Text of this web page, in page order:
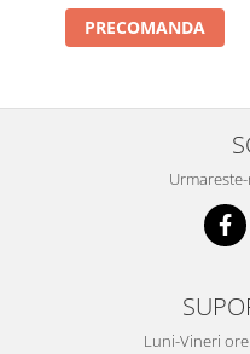
PRECOMANDA
Luni-Vineri